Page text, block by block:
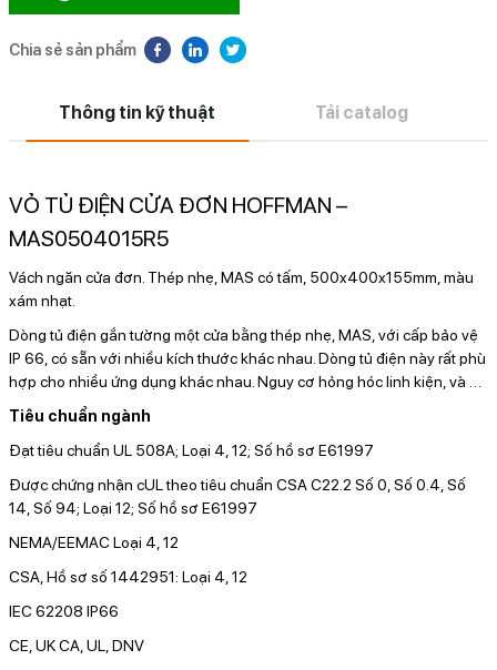
Chia sẻ sản phẩm
Thông tin kỹ thuật Tải catalog
VỎ TỦ ĐIỆN CỬA ĐƠN HOFFMAN –
MAS0504015R5
Vách ngăn cửa đơn. Thép nhẹ, MAS có tấm, 500x400x155mm, màu
xám nhạt.
Dòng tủ điện gắn tường một cửa bằng thép nhẹ, MAS, với cấp bảo vệ
IP 66, có sẵn với nhiều kích thước khác nhau. Dòng tủ điện này rất phù
hợp cho nhiều ứng dụng khác nhau. Nguy cơ hỏng hóc linh kiện, và
Tiêu chuẩn ngành
Đạt tiêu chuẩn UL 508A; Loại 4, 12; Số hồ sơ E61997
Được chứng nhận cUL theo tiêu chuẩn CSA C22.2 Số 0, Số 0.4, Số
14, Số 94; Loại 12; Số hồ sơ E61997
NEMA/EEMAC Loại 4, 12
CSA, Hồ sơ số 1442951: Loại 4, 12
IEC 62208 IP66
CE, UK CA, UL, DNV